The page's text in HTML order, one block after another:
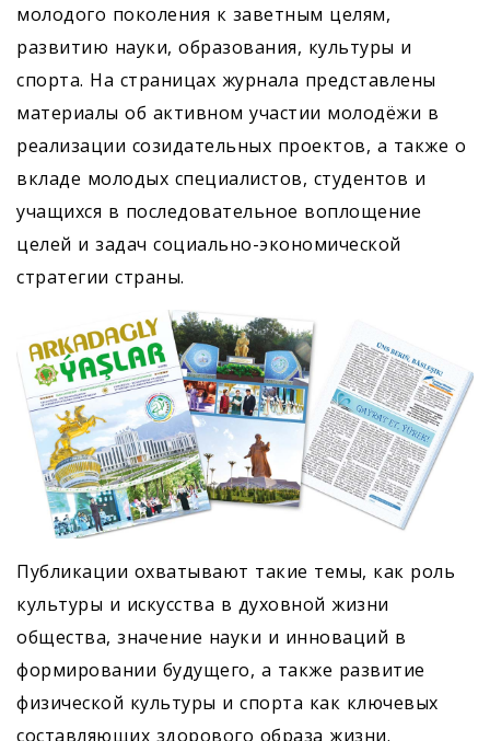
молодого поколения к заветным целям,
развитию науки, образования, культуры и
спорта. На страницах журнала представлены
материалы об активном участии молодёжи в
реализации созидательных проектов, а также о
вкладе молодых специалистов, студентов и
учащихся в последовательное воплощение
целей и задач социально-экономической
стратегии страны.
Публикации охватывают такие темы, как роль
культуры и искусства в духовной жизни
общества, значение науки и инноваций в
формировании будущего, а также развитие
физической культуры и спорта как ключевых
составляющих здорового образа жизни.